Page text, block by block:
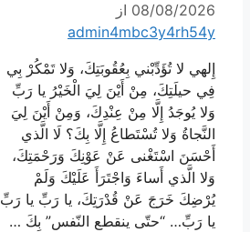
08/08/2026 از
admin4mbc3y4rh54y
إِلهي لا تُؤَدِّبْني بِعُقُوبَتِكَ، وَلا تَمْكُرْ بِي
فِي حيلَتِكَ، مِنْ أَيْنَ لِيَ الْخَيْرُ يا رَبِّ
وَلا يُوجَدُ إِلَّا مِنْ عِنْدِكَ، وَمِنْ أَيْنَ لِيَ
النَّجاةُ وَلا تُسْتَطاعُ إِلَّا بِكَ؟ لَا الَّذي
أَحْسَنَ اسْتَغْنى عَنْ عَوْنِكَ وَرَحْمَتِكَ،
وَلا الَّذي أَساءَ وَاجْتَرَأَ عَلَيْكَ وَلَمْ
يُرْضِكَ خَرَجَ عَنْ قُدْرَتِكَ، يا رَبِّ يا رَبِّ
يا رَبِّ… “حتّى ينقطع النّفس” بِكَ …